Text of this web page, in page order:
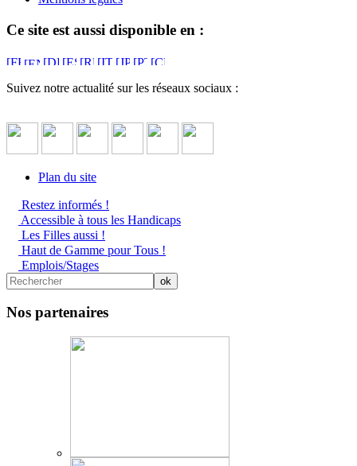
Ce site est aussi disponible en :
Suivez notre actualité sur les réseaux sociaux :
Plan du site
Restez informés !
Accessible à tous les Handicaps
Les Filles aussi !
Haut de Gamme pour Tous !
Emplois/Stages
Nos partenaires